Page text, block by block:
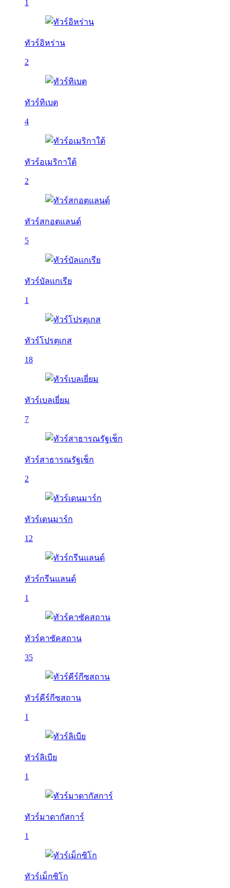
1
ทัวร์อิหร่าน
2
ทัวร์ทิเบต
4
ทัวร์อเมริกาใต้
2
ทัวร์สกอตแลนด์
5
ทัวร์บัลเเกเรีย
1
ทัวร์โปรตุเกส
18
ทัวร์เบลเยี่ยม
7
ทัวร์สาธารณรัฐเช็ก
2
ทัวร์เดนมาร์ก
12
ทัวร์กรีนแลนด์
1
ทัวร์คาซัคสถาน
35
ทัวร์คีร์กีซสถาน
1
ทัวร์ลิเบีย
1
ทัวร์มาดากัสการ์
1
ทัวร์เม็กซิโก